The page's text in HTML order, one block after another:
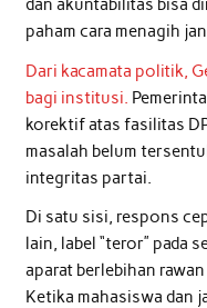
dan akuntabilitas bisa
paham cara menagih
Dari kacamata politik,
bagi institusi.
korektif atas fasilitas
masalah belum
integritas partai.
Di satu sisi, respons
lain, label “teror” pada
aparat berlebihan
Ketika mahasiswa dan